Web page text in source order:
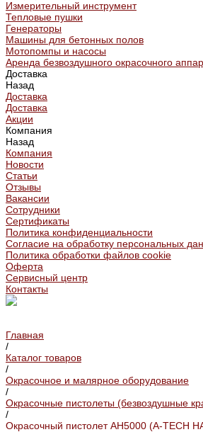
Измерительный инструмент
Тепловые пушки
Генераторы
Машины для бетонных полов
Мотопомпы и насосы
Аренда безвоздушного окрасочного
Доставка
Назад
Доставка
Доставка
Акции
Компания
Назад
Компания
Новости
Статьи
Отзывы
Вакансии
Сотрудники
Сертификаты
Политика конфиденциальности
Согласие на обработку персональных
Политика обработки файлов cookie
Оферта
Сервисный центр
Контакты
Главная
/
Каталог товаров
/
Окрасочное и малярное оборудование
/
Окрасочные пистолеты (безвоздушные
/
Окрасочный пистолет AH5000 (A-TECH